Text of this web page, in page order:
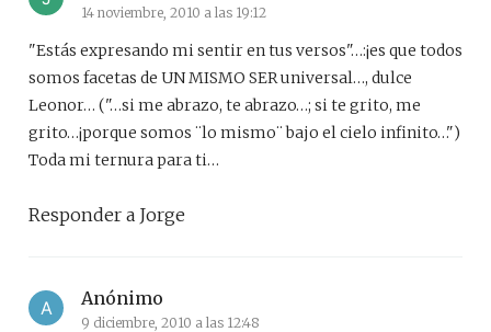
14 noviembre, 2010 a las 19:12
"Estás expresando mi sentir en tus versos"…:¡es que todos
somos facetas de UN MISMO SER universal…, dulce
Leonor… ("…si me abrazo, te abrazo…; si te grito, me
grito…¡porque somos ¨lo mismo¨ bajo el cielo infinito…")
Toda mi ternura para ti…
Responder a Jorge
Anónimo
9 diciembre, 2010 a las 12:48